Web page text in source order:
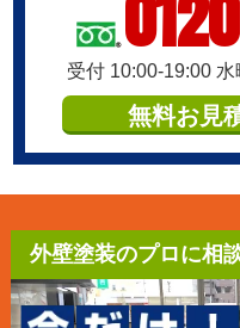
受付 10:00-19:00 水
無料お見
外壁塗装のプロに相